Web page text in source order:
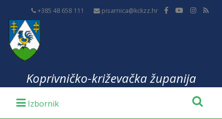
+385 48 658 111 pisarnica@kckzz.hr
Koprivničko-križevačka županija